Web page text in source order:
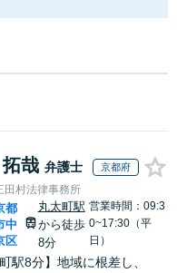
哉 弁護士 京都府
田村法律事務所
都
中
区
丸太町駅
から徒歩
8分
営業時間：09:3
0~17:30（平
日）
町駅8分】地域に根差し、